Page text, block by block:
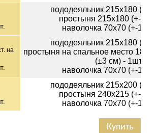
пододеяльник 215х180 (+-
простыня 215х180 (+-
наволочка 70х70 (+-
на
пододеяльник 215х180 (+-
простыня на спальное место
(±3 см) - 1шт
наволочка 70х70 (+-
пододеяльник 215х200 (+-
простыня 240х215 (+-
наволочка 70х70 (+-
Купить